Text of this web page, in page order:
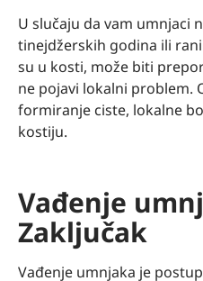
U slučaju da vam umnjaci
tinejdžerskih godina ili
su u kosti, može biti
ne pojavi lokalni problem.
formiranje ciste, lokalne
kostiju.
Vađenje
Zaključak
Vađenje umnjaka je